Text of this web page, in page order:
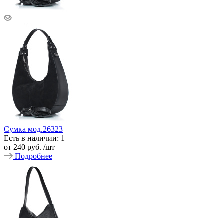
Сумка мод.26323
Есть в наличии: 1
от 240 руб. /шт
Подробнее